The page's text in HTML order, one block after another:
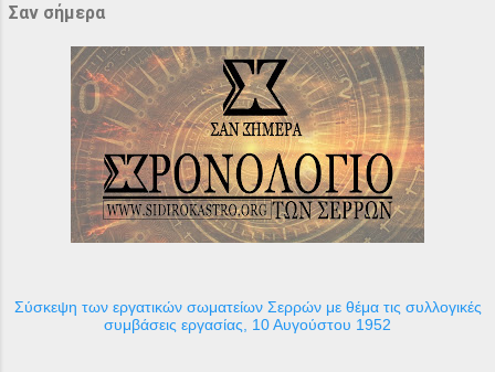
Σαν σήμερα
Σύσκεψη των εργατικών σωματείων Σερρών με θέμα τις συλλογικές
συμβάσεις εργασίας, 10 Αυγούστου 1952